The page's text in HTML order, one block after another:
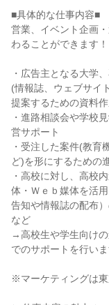
■具体的な仕事内容■
営業、イベント企画
わることができます！
・広告主となる大学
(情報誌、ウェブサイ
提案するための資料
・進路相談会や学校
営サポート
・受注した案件(教育
ど)を形にするための
・高校に対し、高校
体・Ｗｅｂ媒体を活
告知や情報誌の配布
など
→高校生や学生向け
でのサポートを行いま
※マーケティングは